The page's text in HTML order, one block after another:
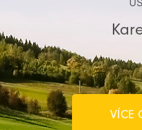
VÍCE